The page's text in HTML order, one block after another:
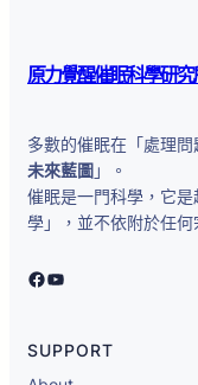
原力覺醒催眠科學研究
多數的催眠在「處理
未來藍圖」。
催眠是一門科學，它
學」，並不依附於任何
原力覺醒催眠科學研究所YouTube
SUPPORT